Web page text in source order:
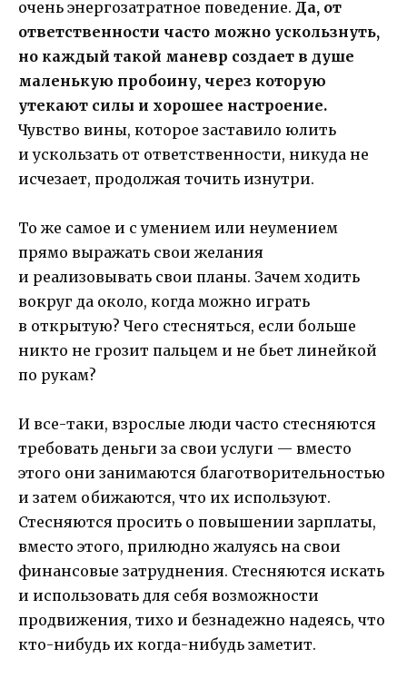
очень энергозатратное поведение. Да, от
ответственности часто можно ускользнуть,
но каждый такой маневр создает в душе
маленькую пробоину, через которую
утекают силы и хорошее настроение.
Чувство вины, которое заставило юлить
и ускользать от ответственности, никуда не
исчезает, продолжая точить изнутри.
То же самое и с умением или неумением
прямо выражать свои желания
и реализовывать свои планы. Зачем ходить
вокруг да около, когда можно играть
в открытую? Чего стесняться, если больше
никто не грозит пальцем и не бьет линейкой
по рукам?
И все-таки, взрослые люди часто стесняются
требовать деньги за свои услуги — вместо
этого они занимаются благотворительностью
и затем обижаются, что их используют.
Стесняются просить о повышении зарплаты,
вместо этого, прилюдно жалуясь на свои
финансовые затруднения. Стесняются искать
и использовать для себя возможности
продвижения, тихо и безнадежно надеясь, что
кто-нибудь их когда-нибудь заметит.